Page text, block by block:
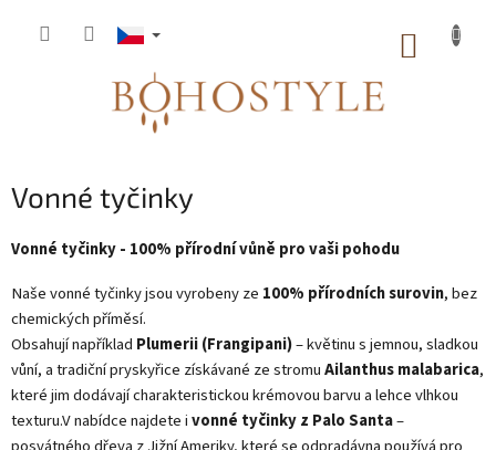
Vonné tyčinky
Vonné tyčinky - 100% přírodní vůně pro vaši pohodu
Naše vonné tyčinky jsou vyrobeny ze 100% přírodních surovin, bez
chemických příměsí.
Obsahují například Plumerii (Frangipani)– květinu s jemnou, sladkou
vůní, a tradiční pryskyřice získávané ze stromuAilanthus malabarica,
které jim dodávají charakteristickou krémovou barvu a lehce vlhkou
texturu.V nabídce najdete ivonné tyčinky z Palo Santa–